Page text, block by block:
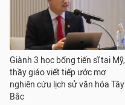
Giành 3 học bổng tiến sĩ tại Mỹ,
thầy giáo viết tiếp ước mơ
nghiên cứu lịch sử văn hóa Tây
Bắc